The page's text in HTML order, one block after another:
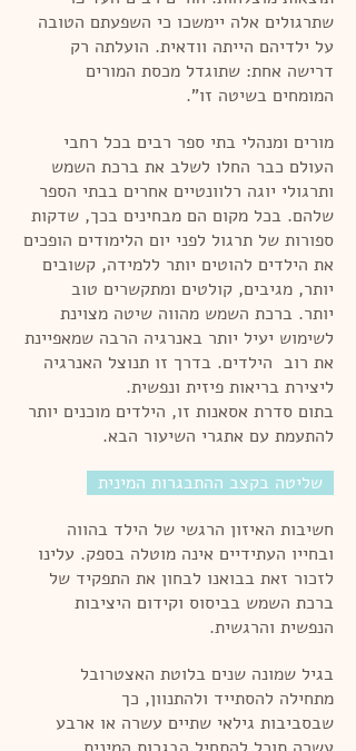
שתרגולים אלה יימשכו כי השפעתם הטובה
על ילדיהם הייתה וודאית. הועלתה רק
דרישה אחת: שתוגדל מכסת המורים
המומחים בשיטה זו".
מורים ומנהלי בתי ספר רבים בכל רחבי
העולם כבר החלו לשלב את ברכת השמש
ותרגולי יוגה רלוונטיים אחרים בבתי הספר
שלהם. בכל מקום הם מבחינים בכך, שדקות
ספורות של תרגול לפני יום הלימודים הופכים
את הילדים להוטים יותר ללמידה, קשובים
יותר, מגיבים, קולטים ומתקשרים טוב
יותר. ברכת השמש מהווה שיטה מצוינת
לשימוש יעיל יותר באנרגיה הרבה שמאפיינת
את רוב הילדים. בדרך זו תנוצל האנרגיה
ליצירת בריאות פיזית ונפשית.
בתום סדרת אסאנות זו, הילדים מוכנים יותר
להתעמת עם אתגרי השיעור הבא.
שליטה בקצב ההתבגרות המינית
חשיבות האיזון הרגשי של הילד בהווה
ובחייו העתידיים אינה מוטלה בספק. עלינו
לזכור זאת בבואנו לבחון את התפקיד של
ברכת השמש בביסוס וקידום היציבות
הנפשית והרגשית.
בגיל שמונה שנים בלוטת האצטרובל
מתחילה להסתייד ולהתנוון, כך
שבסביבות גילאי שתיים עשרה או ארבע